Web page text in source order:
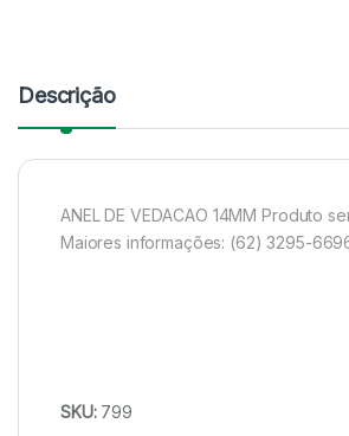
Descrição
ANEL DE VEDACAO 14MM Produto
Maiores informações: (62) 3295-
SKU: 799